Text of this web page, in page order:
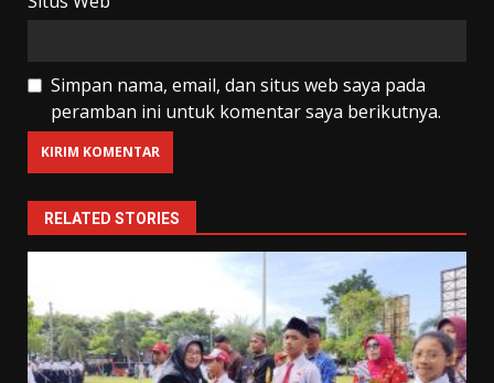
Simpan nama, email, dan situs web saya pada
peramban ini untuk komentar saya berikutnya.
RELATED STORIES